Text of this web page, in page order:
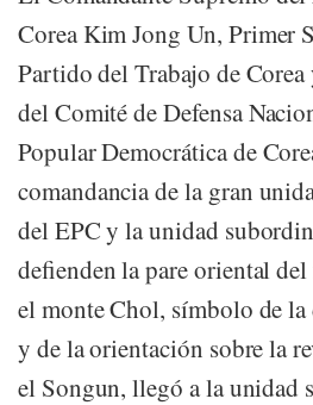
Corea Kim Jong Un, Primer
Partido del Trabajo de
del Comité de Defensa
Popular Democrática de
comandancia de la gran
del EPC y la unidad
defienden la pare oriental
el monte Chol, símbolo de la
y de la orientación sobre la
el Songun, llegó a la unidad